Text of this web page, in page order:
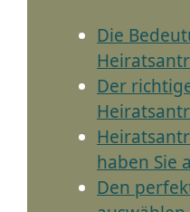
Die
Der
haben Sie
Den